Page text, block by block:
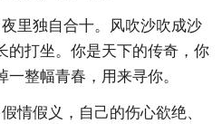
里独自合十。风吹沙吹成沙
的打坐。你是天下的传奇，你
整幅青春，用来寻你。
情假义，自己的伤心欲绝、